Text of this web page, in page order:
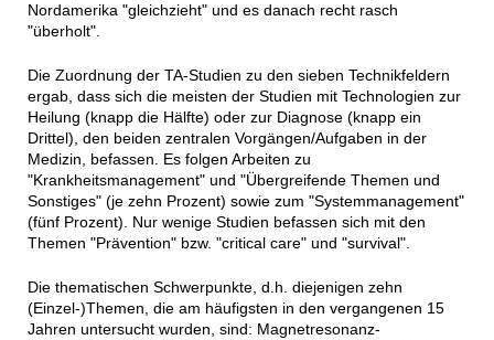
Nordamerika "gleichzieht" und es danach recht rasch
"überholt".
Die Zuordnung der TA-Studien zu den sieben Technikfeldern
ergab, dass sich die meisten der Studien mit Technologien zur
Heilung (knapp die Hälfte) oder zur Diagnose (knapp ein
Drittel), den beiden zentralen Vorgängen/Aufgaben in der
Medizin, befassen. Es folgen Arbeiten zu
"Krankheitsmanagement" und "Übergreifende Themen und
Sonstiges" (je zehn Prozent) sowie zum "Systemmanagement"
(fünf Prozent). Nur wenige Studien befassen sich mit den
Themen "Prävention" bzw. "critical care" und "survival".
Die thematischen Schwerpunkte, d.h. diejenigen zehn
(Einzel-)Themen, die am häufigsten in den vergangenen 15
Jahren untersucht wurden, sind: Magnetresonanz-